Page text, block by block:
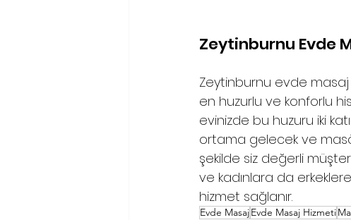
Zeytinburnu Evde
Zeytinburnu evde masaj
en huzurlu ve konforlu
evinizde bu huzuru iki
ortama gelecek ve
şekilde siz değerli
ve kadınlara da
hizmet sağlanır.
Evde MasajEvde Masaj Hizmeti